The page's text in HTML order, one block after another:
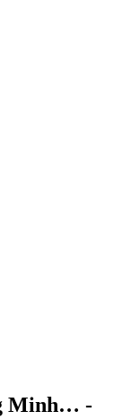
Minh… -